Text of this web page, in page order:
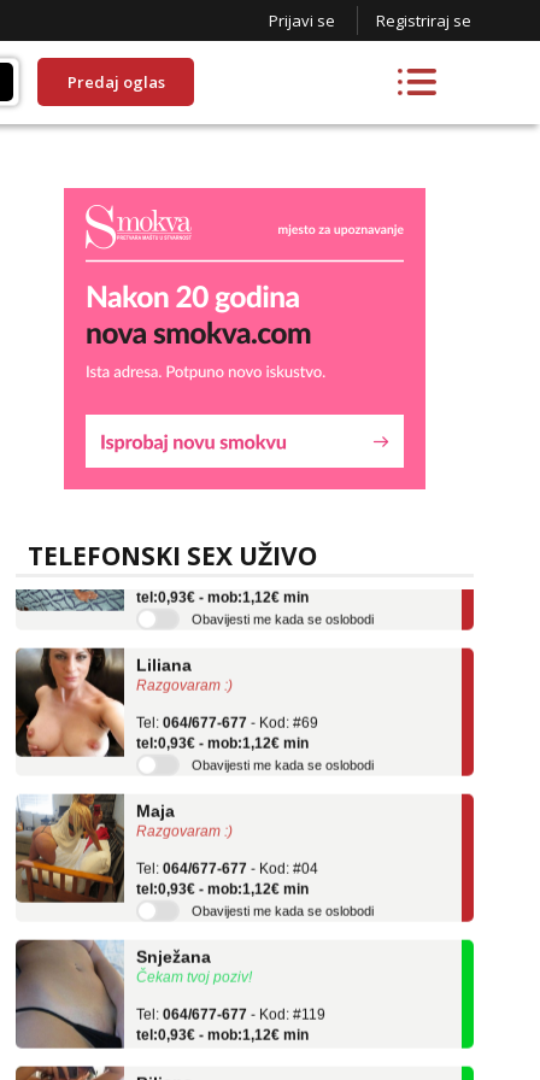
Prijavi se Registriraj se
Predaj oglas
TELEFONSKI SEX UŽIVO
Lucija
Tel:064/677-677
- Kod: #136
Obavijesti me kada se oslobodi
Razgovaram :)
tel:0,93€ - mob:1,12€ min
Obavijesti me kada se oslobodi
Razgovaram :)
tel:0,93€ - mob:1,12€ min
Obavijesti me kada se oslobodi
Čekam tvoj poziv!
tel:0,93€ - mob:1,12€ min